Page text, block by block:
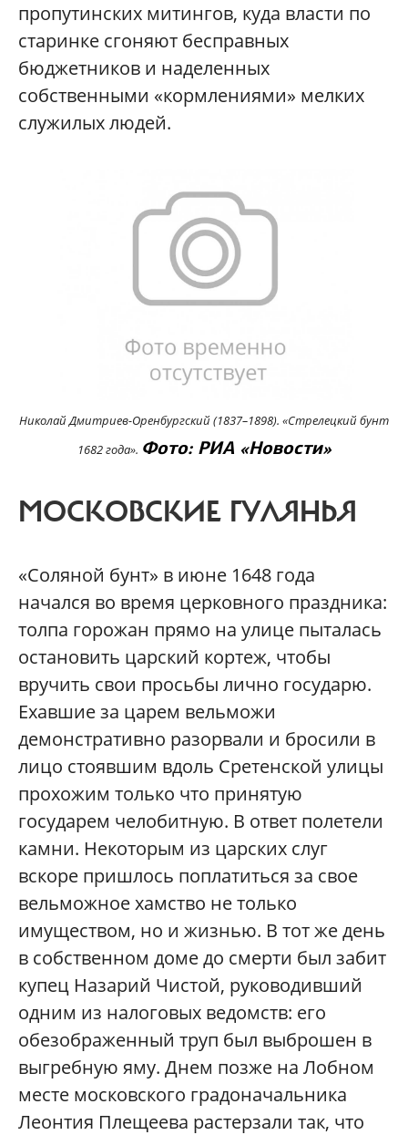
пропутинских митингов, куда власти по
старинке сгоняют бесправных
бюджетников и наделенных
собственными «кормлениями» мелких
служилых людей.
Николай Дмитриев-Оренбургский (1837–1898). «Стрелецкий бунт
1682 года». Фото: РИА «Новости»
МОСКОВСКИЕ ГУЛЯНЬЯ
«Соляной бунт» в июне 1648 года
начался во время церковного праздника:
толпа горожан прямо на улице пыталась
остановить царский кортеж, чтобы
вручить свои просьбы лично государю.
Ехавшие за царем вельможи
демонстративно разорвали и бросили в
лицо стоявшим вдоль Сретенской улицы
прохожим только что принятую
государем челобитную. В ответ полетели
камни. Некоторым из царских слуг
вскоре пришлось поплатиться за свое
вельможное хамство не только
имуществом, но и жизнью. В тот же день
в собственном доме до смерти был забит
купец Назарий Чистой, руководивший
одним из налоговых ведомств: его
обезображенный труп был выброшен в
выгребную яму. Днем позже на Лобном
месте московского градоначальника
Леонтия Плещеева растерзали так, что